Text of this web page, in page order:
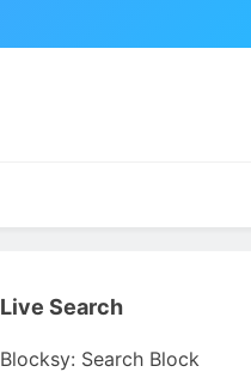
Live Search
Blocksy: Search Block